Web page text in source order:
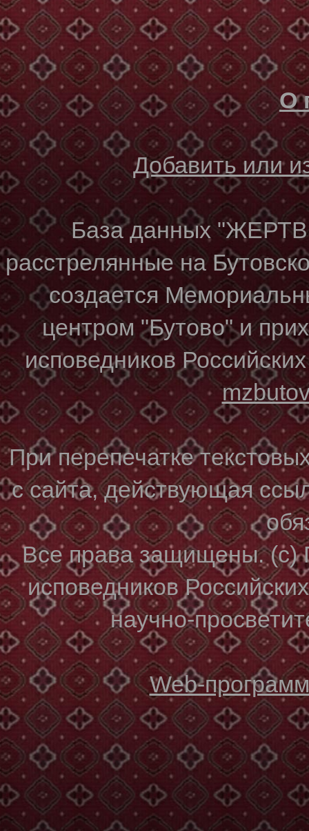
О
Добавить или
База данных
расстрелянные на
создается
центром "Бутово" и
исповедников
При перепечатке
с сайта, действующая
Все права защищены. (с)
исповедников
научно-
Web-